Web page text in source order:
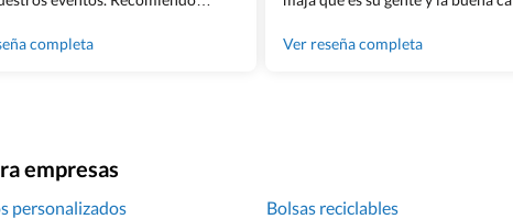
completa
100% recomendado!!
Ver reseña completa
empresas
personalizados
Bolsas reciclables